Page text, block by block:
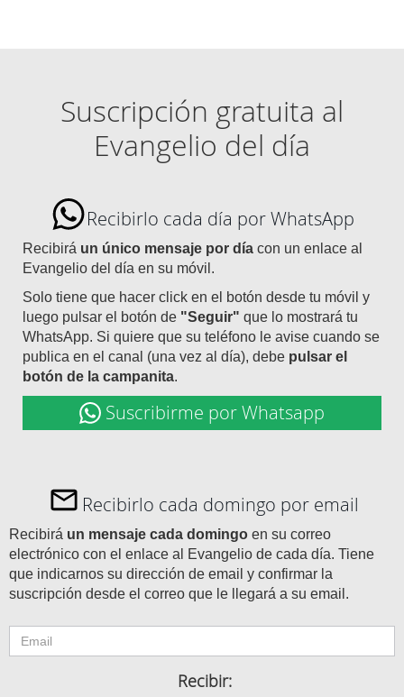
Suscripción gratuita al
Evangelio del día
Recibirlo cada día por WhatsApp
Recibirá un único mensaje por día con un enlace al
Evangelio del día en su móvil.
Solo tiene que hacer click en el botón desde tu móvil y
luego pulsar el botón de "Seguir" que lo mostrará tu
WhatsApp. Si quiere que su teléfono le avise cuando se
publica en el canal (una vez al día), debe pulsar el
botón de la campanita.
Suscribirme por Whatsapp
Recibirlo cada domingo por email
Recibirá un mensaje cada domingo en su correo
electrónico con el enlace al Evangelio de cada día. Tiene
que indicarnos su dirección de email y confirmar la
suscripción desde el correo que le llegará a su email.
Recibir: